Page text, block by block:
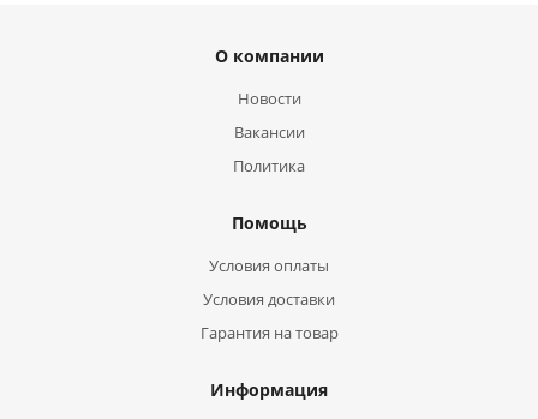
О компании
Новости
Вакансии
Политика
Помощь
Условия оплаты
Условия доставки
Гарантия на товар
Информация